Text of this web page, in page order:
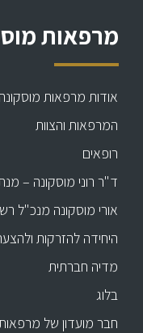
מרפאות
אודות מרפאות מוסקונה
המרפאות והצוות
רופאים
ד"ר רוני מוסקונה –
אורי מוסקונה מנכ"ל
היחידה להזרקות
מדיה חברתית
בלוג
חבר מועדון של